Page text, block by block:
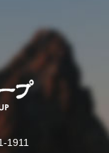
1911